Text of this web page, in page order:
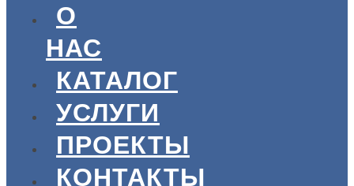
О
НАС
КАТАЛОГ
УСЛУГИ
ПРОЕКТЫ
КОНТАКТЫ